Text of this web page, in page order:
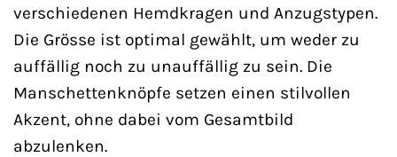
verschiedenen Hemdkragen und Anzugstypen.
Die Grösse ist optimal gewählt, um weder zu
auffällig noch zu unauffällig zu sein. Die
Manschettenknöpfe setzen einen stilvollen
Akzent, ohne dabei vom Gesamtbild
abzulenken.